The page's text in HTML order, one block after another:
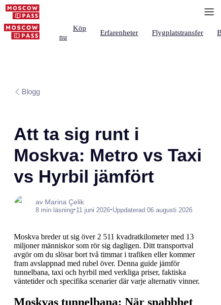
Köp
nu
Erfarenheter Flygplatstransfer
Blogg
Att ta sig runt i
Moskva: Metro vs Taxi
vs Hyrbil jämfört
av Marina Çelik
8 min läsning•11 juni 2026•Uppdaterad 06 augusti 2026
Moskva breder ut sig över 2 511 kvadratkilometer med 13
miljoner människor som rör sig dagligen. Ditt transportval
avgör om du slösar bort två timmar i trafiken eller kommer
fram avslappnad med rubel över. Denna guide jämför
tunnelbana, taxi och hyrbil med verkliga priser, faktiska
väntetider och specifika scenarier där varje alternativ vinner.
Moskvas tunnelbana: När snabbhet